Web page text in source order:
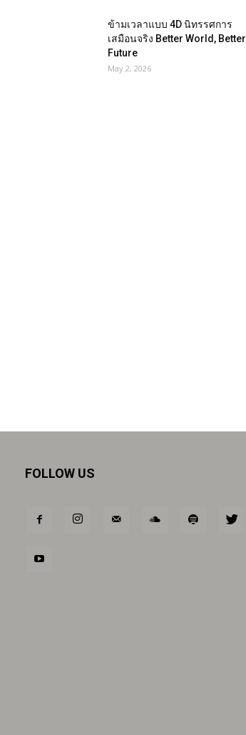
ข้ามเวลาแบบ 4D นิทรรศการ
เสมือนจริง Better World, Better
Future
May 2, 2026
FOLLOW US